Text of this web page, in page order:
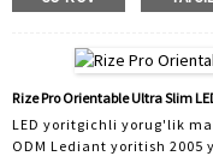
mos keladigan yorug'lik
chiqaramiz. Mahsulot
yoritgichlari va aqlli
tomonidan sotiladigan
ochilgan mahsulot bo'lib,
Rize Pro Orientable Ultra Slim
LED yoritgichli yorug'lik
ODM Lediant yoritish